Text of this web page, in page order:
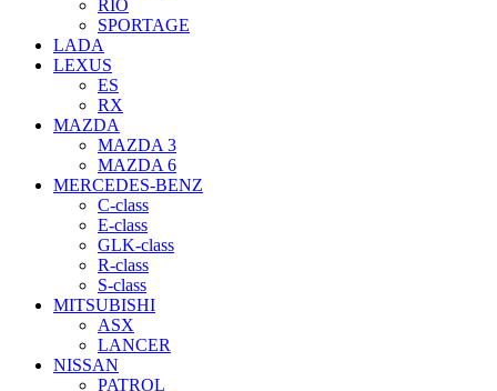
RIO
SPORTAGE
LADA
LEXUS
ES
RX
MAZDA
MAZDA 3
MAZDA 6
MERCEDES-BENZ
C-class
E-class
GLK-class
R-class
S-class
MITSUBISHI
ASX
LANCER
NISSAN
PATROL